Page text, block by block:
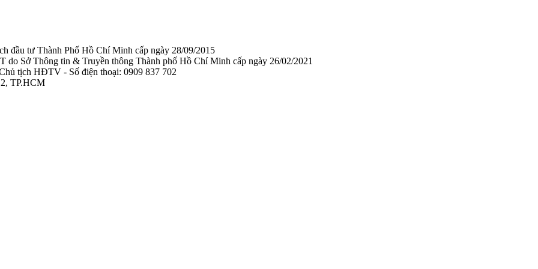
đầu tư Thành Phố Hồ Chí Minh cấp ngày 28/09/2015
do Sở Thông tin & Truyền thông Thành phố Hồ Chí Minh cấp ngày 26/02/2021
tịch HĐTV - Số điện thoại: 0909 837 702
TP.HCM